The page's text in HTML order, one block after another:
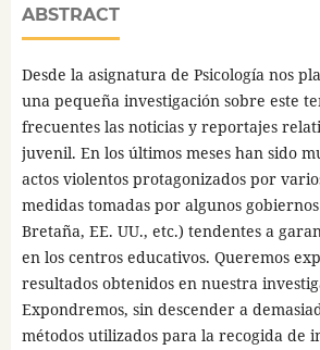
ABSTRACT
Desde la asignatura de Psicología nos
una pequeña investigación sobre este
frecuentes las noticias y reportajes
juvenil. En los últimos meses han sido
actos violentos protagonizados por
medidas tomadas por algunos
Bretaña, EE. UU., etc.) tendentes a
en los centros educativos. Queremos
resultados obtenidos en nuestra
Expondremos, sin descender a
métodos utilizados para la recogida de